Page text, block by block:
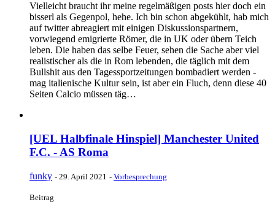
Vielleicht braucht ihr meine regelmäßigen posts hier doch ein
bisserl als Gegenpol, hehe. Ich bin schon abgekühlt, hab mich
auf twitter abreagiert mit einigen Diskussionspartnern,
vorwiegend emigrierte Römer, die in UK oder übern Teich
leben. Die haben das selbe Feuer, sehen die Sache aber viel
realistischer als die in Rom lebenden, die täglich mit dem
Bullshit aus den Tagessportzeitungen bombadiert werden -
mag italienische Kultur sein, ist aber ein Fluch, denn diese 40
Seiten Calcio müssen täg…
[UEL Halbfinale Hinspiel] Manchester United
F.C. - AS Roma
funky - 29. April 2021 - Vorbesprechung
Beitrag